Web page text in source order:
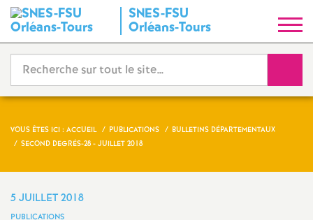
SNES-FSU
Orléans-Tours
y
n
d
i
VOUS ÊTES ICI : ACCUEIL PUBLICATIONS
BULLETINS DÉPARTEMENTAUX
SECOND DEGRÉS-28 - JUILLET 2018
5 JUILLET 2018
PUBLICATIONS